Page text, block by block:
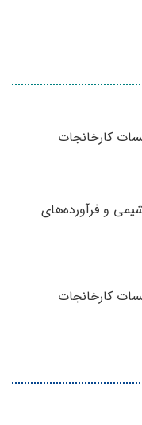
کارخانجات
و فرآورده‌های
کارخانجات